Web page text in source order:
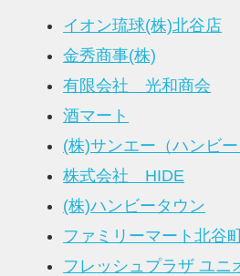
イオン琉球(株)北谷店
金秀商事(株)
有限会社 光和商会
酒マート
(株)サンエー（ハンビー
株式会社 HIDE
(株)ハンビータウン
ファミリーマート北谷
フレッシュプラザ ユニ